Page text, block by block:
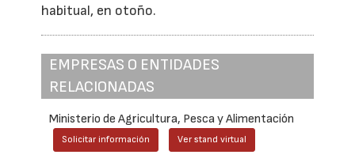
habitual, en otoño.
EMPRESAS O ENTIDADES
RELACIONADAS
Ministerio de Agricultura, Pesca y Alimentación
Solicitar información Ver stand virtual